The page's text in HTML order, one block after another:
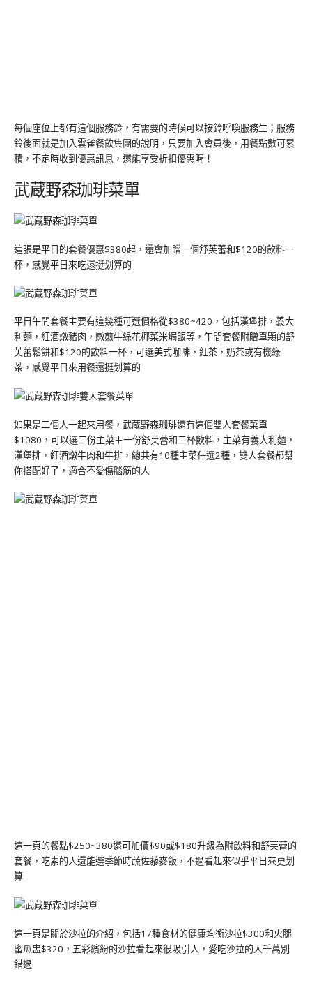
每個座位上都有這個服務鈴，有需要的時候可以按鈴呼喚服務生；服務
鈴後面就是加入雲雀餐飲集團的說明，只要加入會員後，用餐點數可累
積，不定時收到優惠訊息，還能享受折扣優惠喔！
武蔵野森珈琲菜單
這張是平日的套餐優惠$380起，還會加贈一個舒芙蕾和$120的飲料一
杯，感覺平日來吃還挺划算的
平日午間套餐主要有這幾種可選價格從$380~420，包括漢堡排，義大
利麵，紅酒燉豬肉，嫩煎牛綠花椰菜米焗飯等，午間套餐附贈單顆的舒
芙蕾鬆餅和$120的飲料一杯，可選美式咖啡，紅茶，奶茶或有機綠
茶，感覺平日來用餐還挺划算的
如果是二個人一起來用餐，武蔵野森珈琲還有這個雙人套餐菜單
$1080，可以選二份主菜＋一份舒芙蕾和二杯飲料，主菜有義大利麵，
漢堡排，紅酒燉牛肉和牛排，總共有10種主菜任選2種，雙人套餐都幫
你搭配好了，適合不愛傷腦筋的人
這一頁的餐點$250~380還可加價$90或$180升級為附飲料和舒芙蕾的
套餐，吃素的人還能選季節時蔬佐藜麥飯，不過看起來似乎平日來更划
算
這一頁是關於沙拉的介紹，包括17種食材的健康均衡沙拉$300和火腿
蜜瓜盅$320，五彩繽紛的沙拉看起來很吸引人，愛吃沙拉的人千萬別
錯過